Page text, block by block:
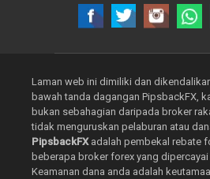
Laman web ini dimiliki dan
bawah tanda dagangan PipsbackFX,
bukan sebahagian daripada broker
tidak menguruskan pelaburan atau
PipsbackFXadalah pembekal rebate
beberapa broker forex yang dipercayai
Keamanan dana anda adalah